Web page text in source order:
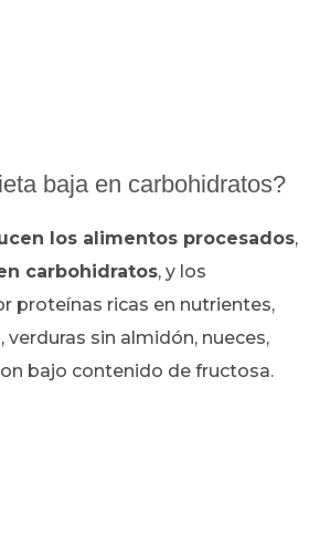
baja en carbohidratos?
los alimentos procesados,
carbohidratos, y los
proteínas ricas en nutrientes,
verduras sin almidón, nueces,
bajo contenido de fructosa.